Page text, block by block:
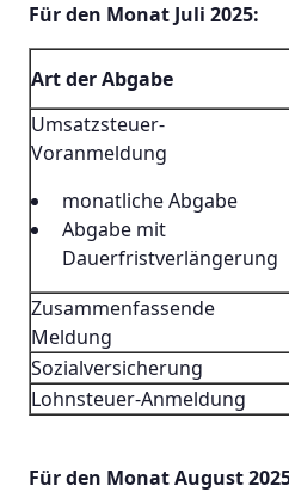
Für den Monat Juli 2025:
Art der Abgabe
Umsatzsteuer-
Voranmeldung
monatliche Abgabe
Abgabe mit
Dauerfristverlängerung
Zusammenfassende
Meldung
Sozialversicherung
Lohnsteuer-Anmeldung
Für den Monat August